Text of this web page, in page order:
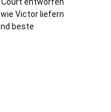
Victor liefern
beste